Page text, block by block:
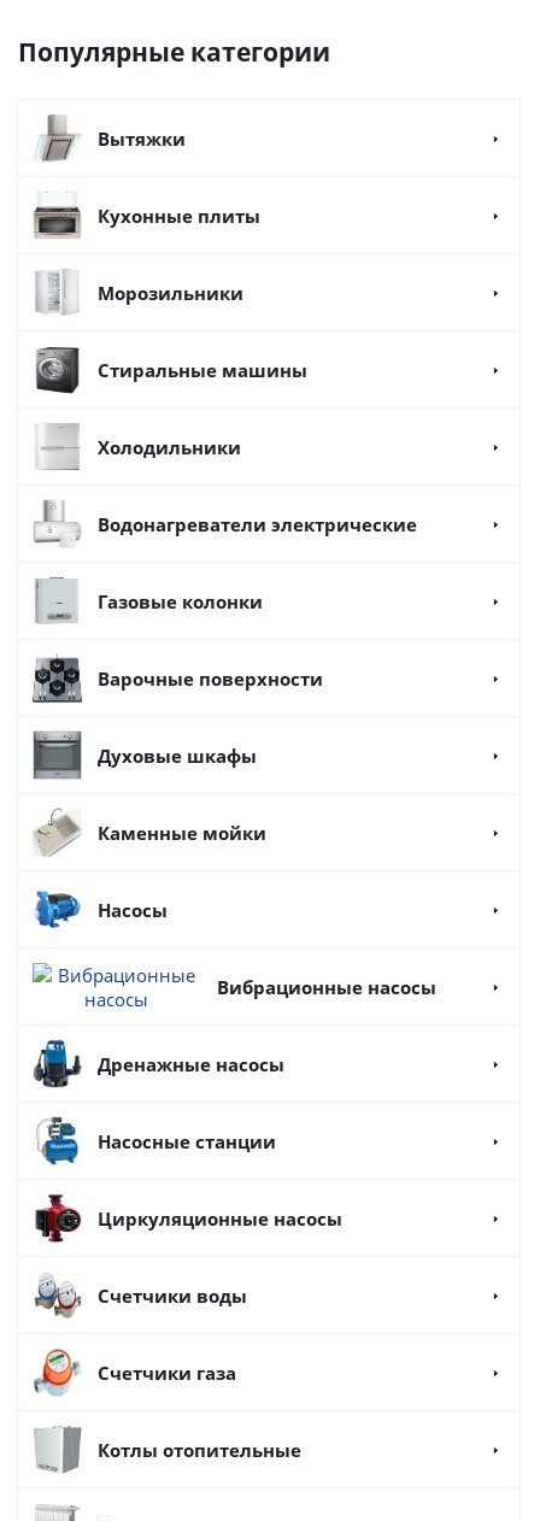
Популярные категории
Вытяжки
Кухонные плиты
Морозильники
Стиральные машины
Холодильники
Водонагреватели электрические
Газовые колонки
Варочные поверхности
Духовые шкафы
Каменные мойки
Насосы
Вибрационные насосы
Дренажные насосы
Насосные станции
Циркуляционные насосы
Счетчики воды
Счетчики газа
Котлы отопительные